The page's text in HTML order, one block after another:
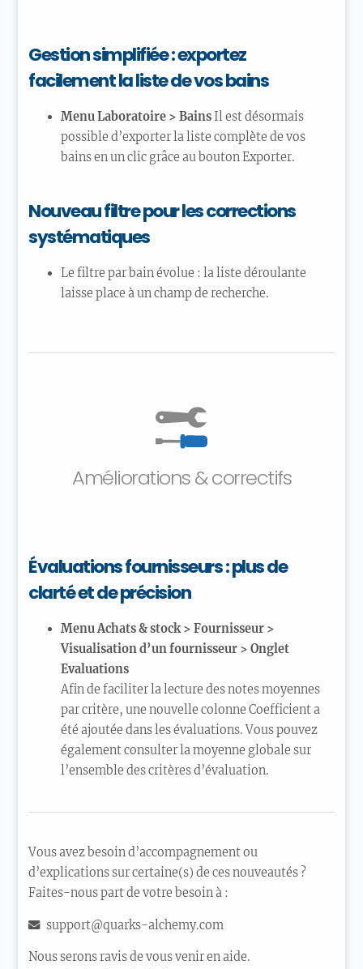
Gestion simplifiée : exportez
facilement la liste de vos bains
Menu Laboratoire > Bains Il est désormais
possible d’exporter la liste complète de vos
bains en un clic grâce au bouton Exporter.
Nouveau filtre pour les corrections
systématiques
Le filtre par bain évolue : la liste déroulante
laisse place à un champ de recherche.
Améliorations & correctifs
Évaluations fournisseurs : plus de
clarté et de précision
Menu Achats & stock > Fournisseur >
Visualisation d’un fournisseur > Onglet
Evaluations
Afin de faciliter la lecture des notes moyennes
par critère, une nouvelle colonne Coefficient a
été ajoutée dans les évaluations. Vous pouvez
également consulter la moyenne globale sur
l’ensemble des critères d’évaluation.
Vous avez besoin d’accompagnement ou
d’explications sur certaine(s) de ces nouveautés ?
Faites-nous part de votre besoin à :
support@quarks-alchemy.com
Nous serons ravis de vous venir en aide.